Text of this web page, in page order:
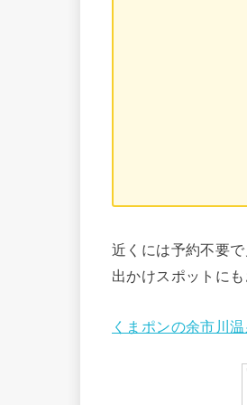
近くには予約不要
出かけスポットにも
くまポンの余市川